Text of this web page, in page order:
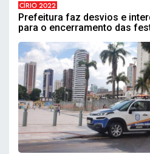
CÍRIO 2022
Prefeitura faz desvios e
para o encerramento das